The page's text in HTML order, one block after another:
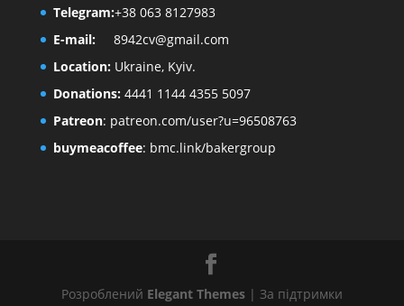
Telegram:+38 063 8127983
E-mail:
8942cv@gmail.com
Location:Ukraine, Kyiv.
Donations:4441 1144 4355 5097
Patreon: patreon.com/user?u=96508763
buymeacoffee: bmc.link/bakergroup
Розроблений Elegant Themes| За підтримки